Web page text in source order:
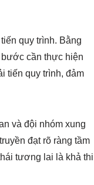
quy trình. Bằng
bước cần thực hiện
tiến quy trình, đảm
và đội nhóm xung
đạt rõ ràng tầm
tương lai là khả thi